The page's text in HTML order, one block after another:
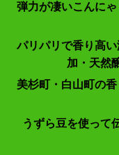
弾力が凄いこんに
パリパリで香り高い
加・天然
美杉町・白山町の
うずら豆を使って